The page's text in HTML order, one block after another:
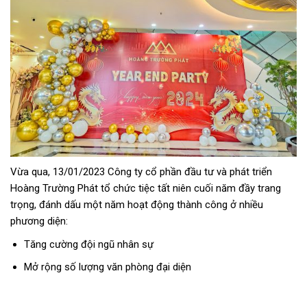
Vừa qua, 13/01/2023 Công ty cổ phần đầu tư và phát triển
Hoàng Trường Phát tổ chức tiệc tất niên cuối năm đầy trang
trọng, đánh dấu một năm hoạt động thành công ở nhiều
phương diện:
Tăng cường đội ngũ nhân sự
Mở rộng số lượng văn phòng đại diện